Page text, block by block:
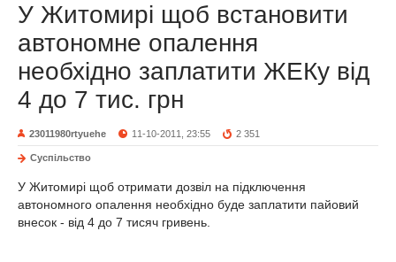
У Житомирі щоб встановити
автономне опалення
необхідно заплатити ЖЕКу від
4 до 7 тис. грн
23011980rtyuehe 11-10-2011, 23:55 2 351
Суспільство
У Житомирі щоб отримати дозвіл на підключення
автономного опалення необхідно буде заплатити пайовий
внесок - від 4 до 7 тисяч гривень.